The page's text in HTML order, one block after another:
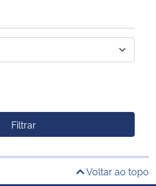
Filtrar
Voltar ao topo